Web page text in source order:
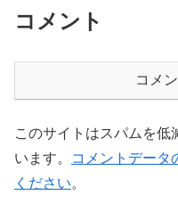
コメント
コメ
このサイトはスパムを低
います。
コメントデータ
ください。